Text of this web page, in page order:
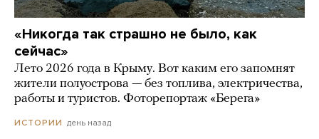
«Никогда так страшно не было, как
сейчас»
Лето 2026 года в Крыму. Вот каким его запомнят
жители полуострова — без топлива, электричества,
работы и туристов. Фоторепортаж «Берега»
ИСТОРИИ день назад